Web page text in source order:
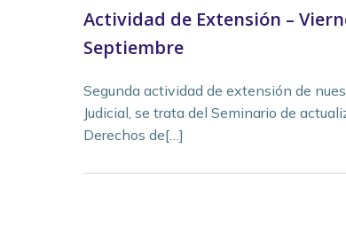
Actividad de Extensión –
Septiembre
Segunda actividad de extensión de
Judicial, se trata del Seminario de
Derechos de[…]